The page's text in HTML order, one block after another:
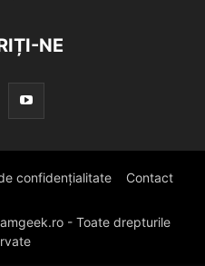
NE
confidențialitate Contact
- Toate drepturile